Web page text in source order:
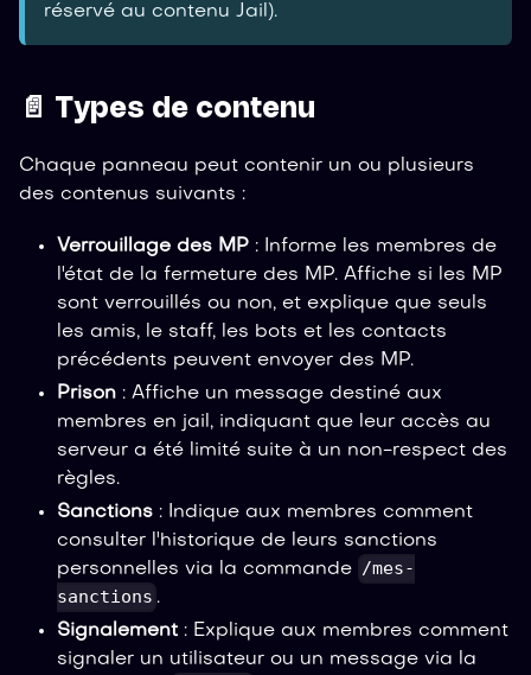
réservé au contenu Jail).
📄 Types de contenu
Chaque panneau peut contenir un ou plusieurs
des contenus suivants :
Verrouillage des MP : Informe les membres de
l'état de la fermeture des MP. Affiche si les MP
sont verrouillés ou non, et explique que seuls
les amis, le staff, les bots et les contacts
précédents peuvent envoyer des MP.
Prison : Affiche un message destiné aux
membres en jail, indiquant que leur accès au
serveur a été limité suite à un non-respect des
règles.
Sanctions : Indique aux membres comment
consulter l'historique de leurs sanctions
personnelles via la commande /mes-
sanctions .
Signalement : Explique aux membres comment
signaler un utilisateur ou un message via la